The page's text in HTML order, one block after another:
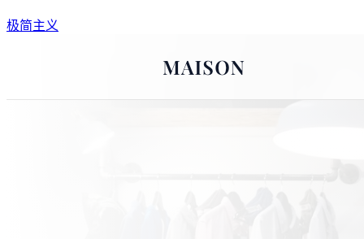
极简主义